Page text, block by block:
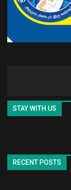
STAY WITH US
RECENT POSTS